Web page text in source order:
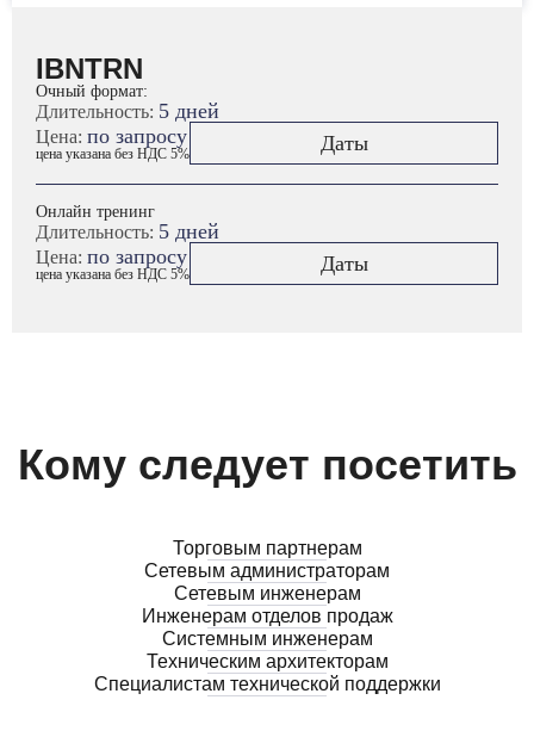
IBNTRN
Очный формат:
Длительность: 5 дней
Цена: по запросу
цена указана без НДС 5% Даты
Онлайн тренинг
Длительность: 5 дней
Цена: по запросу
цена указана без НДС 5% Даты
Кому следует посетить
Торговым партнерам
Сетевым администраторам
Сетевым инженерам
Инженерам отделов продаж
Системным инженерам
Техническим архитекторам
Специалистам технической поддержки